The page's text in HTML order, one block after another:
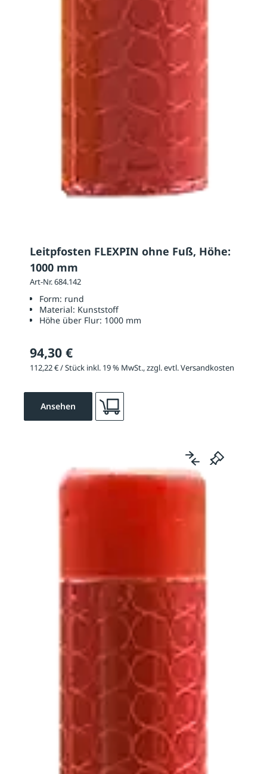
Leitpfosten FLEXPIN ohne Fuß, Höhe:
1000 mm
Art-Nr. 684.142
Form: rund
Material: Kunststoff
Höhe über Flur: 1000 mm
94,30 €
112,22 € / Stück inkl. 19 % MwSt., zzgl. evtl. Versandkosten
Ansehen